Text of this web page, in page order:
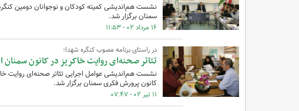
نشست هم‌اندیشی کمیته کودکان و نوجوانان دومین
سمنان برگزار شد.
۱۶ مرداد ۰۲ - ۱۱:۵۳
در راستای برنامه مصوب کنگره شهدا؛
تئاتر صحنه‌ای روایت خاکریز در کانون
کانون پرورش فکری سمنان برگزار شد.
۱۱ تیر ۰۲ - ۰۷:۴۷